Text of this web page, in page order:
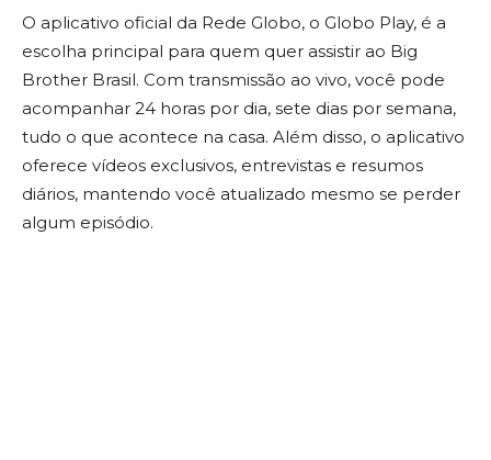
O aplicativo oficial da Rede Globo, o Globo Play, é a
escolha principal para quem quer assistir ao Big
Brother Brasil. Com transmissão ao vivo, você pode
acompanhar 24 horas por dia, sete dias por semana,
tudo o que acontece na casa. Além disso, o aplicativo
oferece vídeos exclusivos, entrevistas e resumos
diários, mantendo você atualizado mesmo se perder
algum episódio.